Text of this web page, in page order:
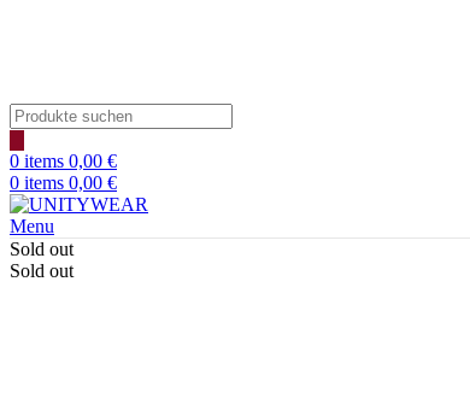
Products
search
0 items 0,00 €
0 items 0,00 €
Menu
Sold out
Sold out